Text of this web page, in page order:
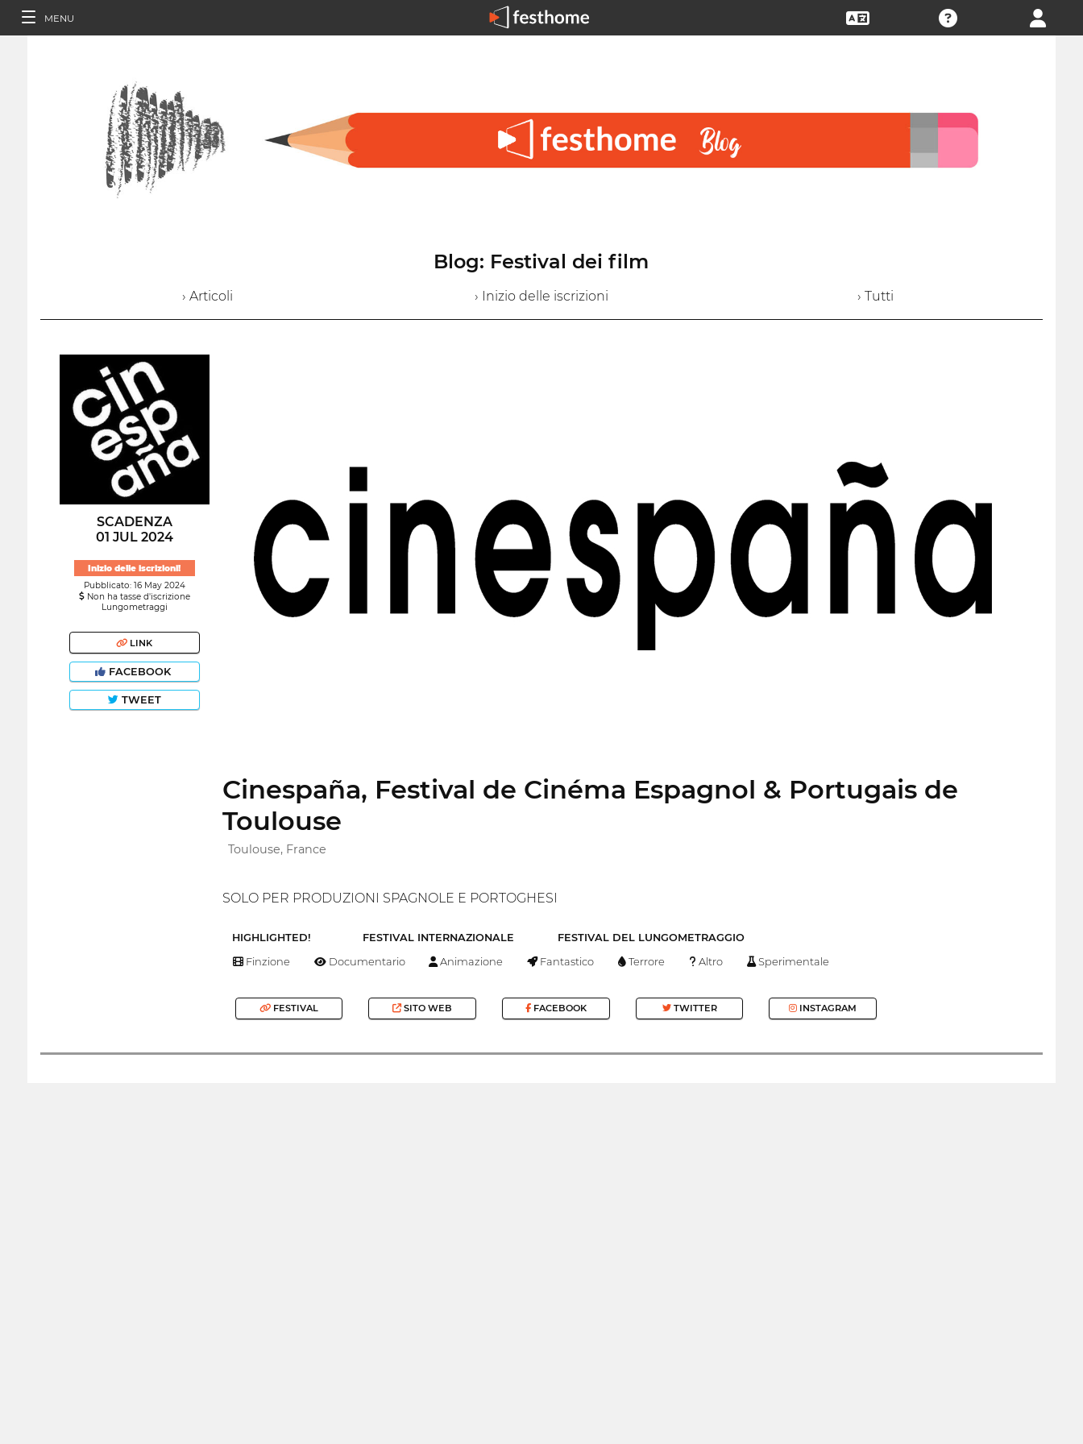
MENU
Blog: Festival dei film
› Articoli › Inizio delle iscrizioni › Tutti
SCADENZA
01 JUL 2024
Inizio delle iscrizioni!
Pubblicato: 16 May 2024
Non ha tasse d'iscrizione
Lungometraggi
LINK
FACEBOOK
TWEET
Cinespaña, Festival de Cinéma Espagnol & Portugais de
Toulouse
Toulouse, France
SOLO PER PRODUZIONI SPAGNOLE E PORTOGHESI
HIGHLIGHTED! FESTIVAL INTERNAZIONALE FESTIVAL DEL LUNGOMETRAGGIO
Finzione Documentario Animazione Fantastico Terrore Altro Sperimentale
FESTIVAL SITO WEB FACEBOOK TWITTER INSTAGRAM